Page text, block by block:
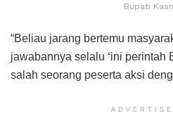
Bupati
“Beliau jarang bertemu
jawabannya selalu ‘ini perintah
salah seorang peserta aksi